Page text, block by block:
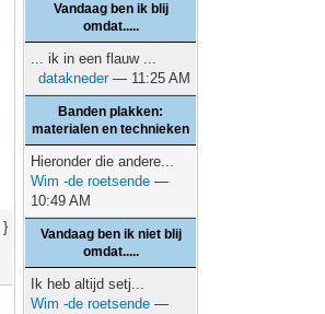
}
Vandaag ben ik blij
omdat.....
... ik in een flauw ...
datakneder— 11:25 AM
Banden plakken:
materialen en technieken
Hieronder die andere...
Wim -de roetsende —
10:49 AM
Vandaag ben ik niet blij
omdat.....
Ik heb altijd setj...
Wim -de roetsende —